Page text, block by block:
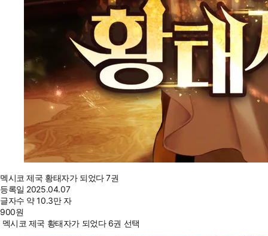
멕시코 제국 황태자가 되었다 7권
등록일 2025.04.07
글자수 약 10.3만 자
900원
멕시코 제국 황태자가 되었다 6권 선택